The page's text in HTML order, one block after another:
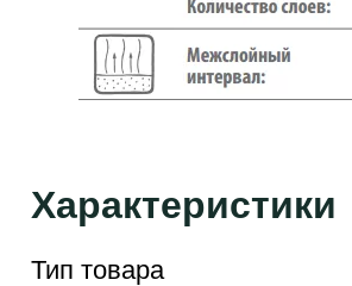
Характеристики
Тип товара